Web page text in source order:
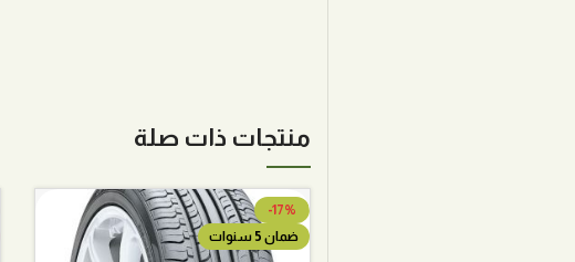
منتجات ذات صلة
-17%
ضمان 5 سنوات